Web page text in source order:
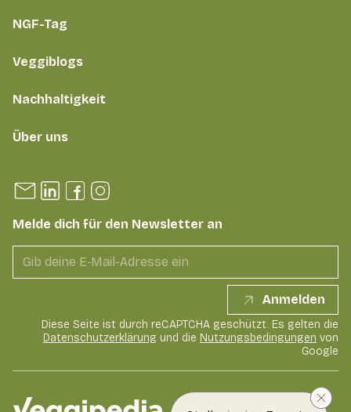
NGF-Tag
Veggiblogs
Nachhaltigkeit
Über uns
Melde dich für den Newsletter an
Anmelden
Diese Seite ist durch reCAPTCHA geschützt. Es gelten die
Datenschutzerklärung und die Nutzungsbedingungen von
Google